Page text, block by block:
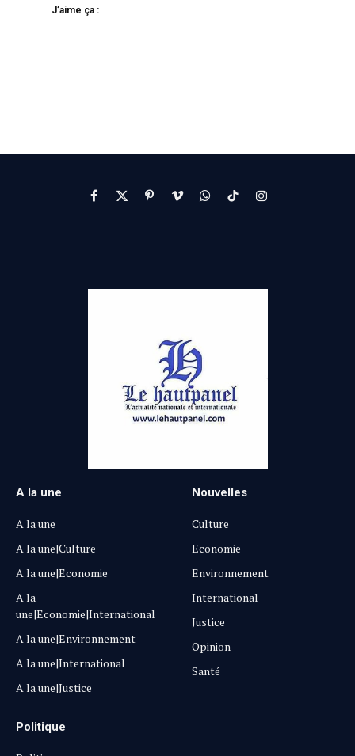
J’aime ça :
Facebook
X
PinterestVimeoWhatsApp
TikTokInstagram
A la une
A la une
A la une|Culture
A la une|Economie
A la
une|Economie|International
A la une|Environnement
A la une|International
A la une|Justice
Nouvelles
Culture
Economie
Environnement
International
Justice
Opinion
Santé
Politique